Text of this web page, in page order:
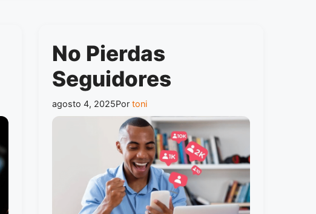
No Pierdas
Seguidores
agosto 4, 2025Por toni